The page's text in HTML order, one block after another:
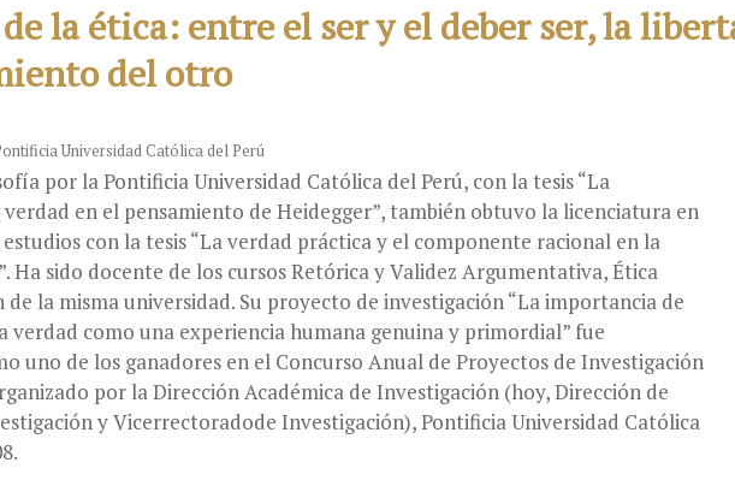
la ética: entre el ser y el deber ser, la
del otro
Universidad Católica del Perú
por la Pontificia Universidad Católica del Perú, con la tesis “La
en el pensamiento de Heidegger”, también obtuvo la licenciatura en
estudios con la tesis “La verdad práctica y el componente racional en la
Ha sido docente de los cursos Retórica y Validez Argumentativa, Ética
la misma universidad. Su proyecto de investigación “La importancia de
verdad como una experiencia humana genuina y primordial” fue
uno de los ganadores en el Concurso Anual de Proyectos de Investigación
por la Dirección Académica de Investigación (hoy, Dirección de
y Vicerrectoradode Investigación), Pontificia Universidad Católica